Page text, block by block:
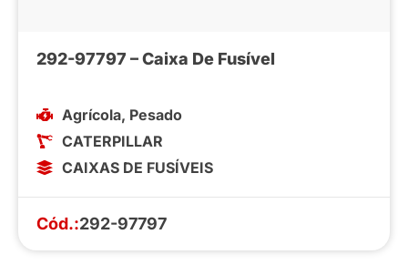
292-97797 – Caixa De Fusível
Agrícola, Pesado
CATERPILLAR
CAIXAS DE FUSÍVEIS
Cód.:292-97797